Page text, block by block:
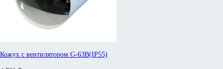
Кожух с вентилятором G-63B(IP55)